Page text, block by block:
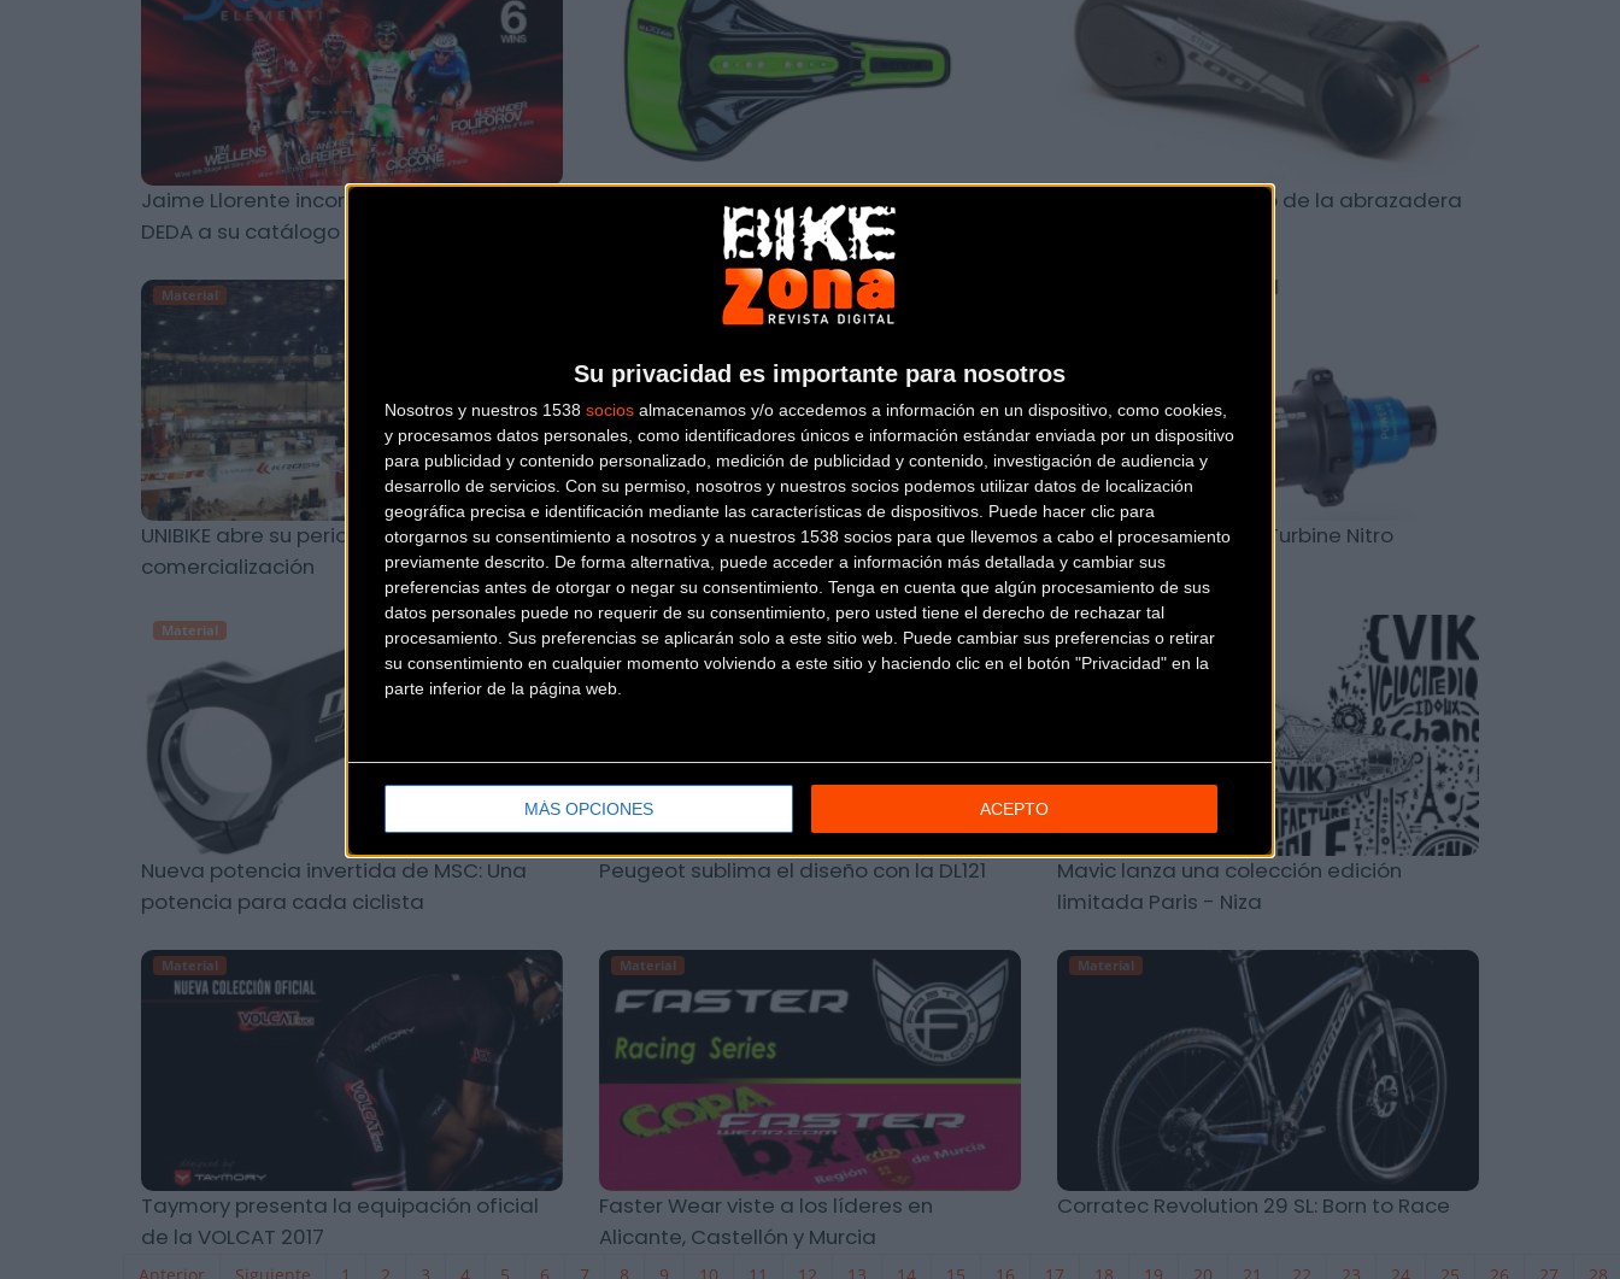
Su privacidad es importante para nosotros
Nosotros y nuestros 1538 socios almacenamos y/o accedemos a información en un dispositivo, como cookies,
y procesamos datos personales, como identificadores únicos e información estándar enviada por un dispositivo
para publicidad y contenido personalizado, medición de publicidad y contenido, investigación de audiencia y
desarrollo de servicios. Con su permiso, nosotros y nuestros socios podemos utilizar datos de localización
geográfica precisa e identificación mediante las características de dispositivos. Puede hacer clic para
otorgarnos su consentimiento a nosotros y a nuestros 1538 socios para que llevemos a cabo el procesamiento
previamente descrito. De forma alternativa, puede acceder a información más detallada y cambiar sus
preferencias antes de otorgar o negar su consentimiento. Tenga en cuenta que algún procesamiento de sus
datos personales puede no requerir de su consentimiento, pero usted tiene el derecho de rechazar tal
procesamiento. Sus preferencias se aplicarán solo a este sitio web. Puede cambiar sus preferencias o retirar
su consentimiento en cualquier momento volviendo a este sitio y haciendo clic en el botón "Privacidad" en la
parte inferior de la página web.
MÁS OPCIONES ACEPTO
Jaime Llorente incorpora los productos
DEDA a su catálogo
La gama de sillines Astute crece en 2017
Reemplazo voluntario de la abrazadera
Material
UNIBIKE abre su periodo de
comercialización
Berria Bike sorprende con sus nuevos
modelos de carretera y montaña
Nuevo buje Progress Turbine Nitro
Material
Nueva potencia invertida de MSC: Una
potencia para cada ciclista
Material
Peugeot sublima el diseño con la DL121
Material
Mavic lanza una colección edición
limitada Paris - Niza
Material
Taymory presenta la equipación oficial
de la VOLCAT 2017
Material
Faster Wear viste a los líderes en
Alicante, Castellón y Murcia
Material
Corratec Revolution 29 SL: Born to Race